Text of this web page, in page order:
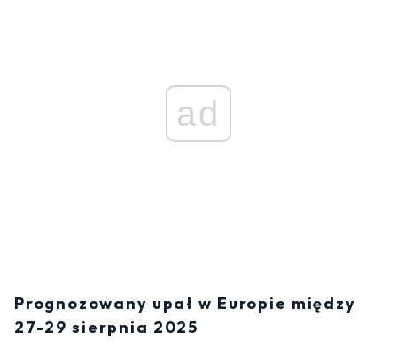
ad
Prognozowany upał w Europie między
27-29 sierpnia 2025